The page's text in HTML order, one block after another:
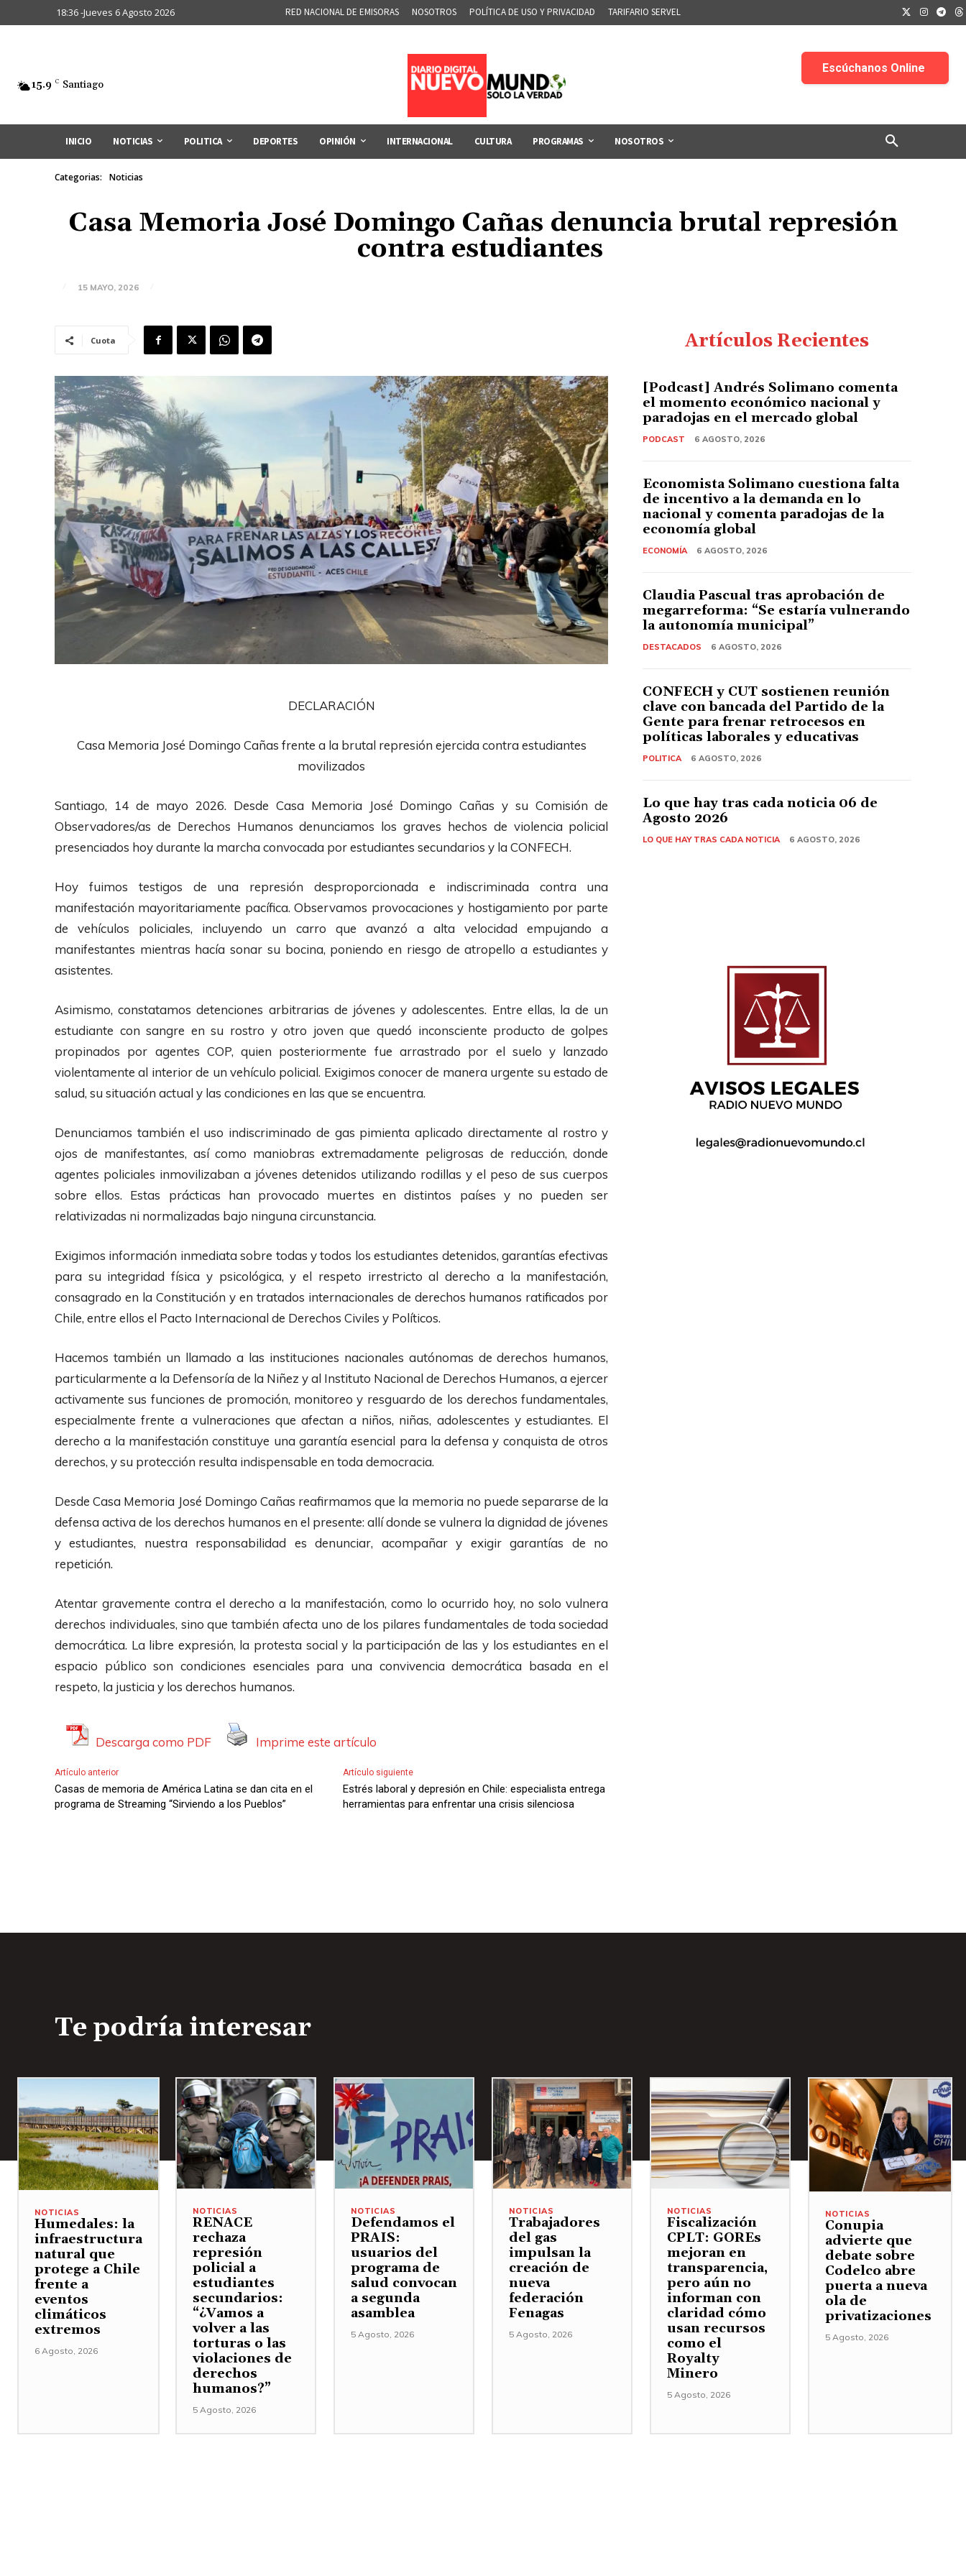
18:36 -Jueves 6 Agosto 2026 RED NACIONAL DE EMISORAS NOSOTROS POLÍTICA DE USO Y PRIVACIDAD TARIFARIO SERVEL
15.9 C Santiago
INICIO NOTICIAS POLITICA DEPORTES OPINIÓN INTERNACIONAL CULTURA PROGRAMAS NOSOTROS
Categorias: Noticias
Casa Memoria José Domingo Cañas denuncia brutal represión
contra estudiantes
15 MAYO, 2026
Cuota
DECLARACIÓN
Casa Memoria José Domingo Cañas frente a la brutal represión ejercida contra estudiantes
movilizados
Santiago, 14 de mayo 2026. Desde Casa Memoria José Domingo Cañas y su Comisión de
Observadores/as de Derechos Humanos denunciamos los graves hechos de violencia policial
presenciados hoy durante la marcha convocada por estudiantes secundarios y la CONFECH.
Hoy fuimos testigos de una represión desproporcionada e indiscriminada contra una
manifestación mayoritariamente pacífica. Observamos provocaciones y hostigamiento por parte
de vehículos policiales, incluyendo un carro que avanzó a alta velocidad empujando a
manifestantes mientras hacía sonar su bocina, poniendo en riesgo de atropello a estudiantes y
asistentes.
Asimismo, constatamos detenciones arbitrarias de jóvenes y adolescentes. Entre ellas, la de un
estudiante con sangre en su rostro y otro joven que quedó inconsciente producto de golpes
propinados por agentes COP, quien posteriormente fue arrastrado por el suelo y lanzado
violentamente al interior de un vehículo policial. Exigimos conocer de manera urgente su estado de
salud, su situación actual y las condiciones en las que se encuentra.
Denunciamos también el uso indiscriminado de gas pimienta aplicado directamente al rostro y
ojos de manifestantes, así como maniobras extremadamente peligrosas de reducción, donde
agentes policiales inmovilizaban a jóvenes detenidos utilizando rodillas y el peso de sus cuerpos
sobre ellos. Estas prácticas han provocado muertes en distintos países y no pueden ser
relativizadas ni normalizadas bajo ninguna circunstancia.
Exigimos información inmediata sobre todas y todos los estudiantes detenidos, garantías efectivas
para su integridad física y psicológica, y el respeto irrestricto al derecho a la manifestación,
consagrado en la Constitución y en tratados internacionales de derechos humanos ratificados por
Chile, entre ellos el Pacto Internacional de Derechos Civiles y Políticos.
Hacemos también un llamado a las instituciones nacionales autónomas de derechos humanos,
particularmente a la Defensoría de la Niñez y al Instituto Nacional de Derechos Humanos, a ejercer
activamente sus funciones de promoción, monitoreo y resguardo de los derechos fundamentales,
especialmente frente a vulneraciones que afectan a niños, niñas, adolescentes y estudiantes. El
derecho a la manifestación constituye una garantía esencial para la defensa y conquista de otros
derechos, y su protección resulta indispensable en toda democracia.
Desde Casa Memoria José Domingo Cañas reafirmamos que la memoria no puede separarse de la
defensa activa de los derechos humanos en el presente: allí donde se vulnera la dignidad de jóvenes
y estudiantes, nuestra responsabilidad es denunciar, acompañar y exigir garantías de no
repetición.
Atentar gravemente contra el derecho a la manifestación, como lo ocurrido hoy, no solo vulnera
derechos individuales, sino que también afecta uno de los pilares fundamentales de toda sociedad
democrática. La libre expresión, la protesta social y la participación de las y los estudiantes en el
espacio público son condiciones esenciales para una convivencia democrática basada en el
respeto, la justicia y los derechos humanos.
Descarga como PDF Imprime este artículo
Artículo anterior
Casas de memoria de América Latina se dan cita en el
programa de Streaming “Sirviendo a los Pueblos”
Artículo siguiente
Estrés laboral y depresión en Chile: especialista entrega
herramientas para enfrentar una crisis silenciosa
Artículos Recientes
[Podcast] Andrés Solimano comenta
el momento económico nacional y
paradojas en el mercado global
PODCAST 6 AGOSTO, 2026
Economista Solimano cuestiona falta
de incentivo a la demanda en lo
nacional y comenta paradojas de la
economía global
ECONOMÍA 6 AGOSTO, 2026
Claudia Pascual tras aprobación de
megarreforma: “Se estaría vulnerando
la autonomía municipal”
DESTACADOS 6 AGOSTO, 2026
CONFECH y CUT sostienen reunión
clave con bancada del Partido de la
Gente para frenar retrocesos en
políticas laborales y educativas
POLITICA 6 AGOSTO, 2026
Lo que hay tras cada noticia 06 de
Agosto 2026
LO QUE HAY TRAS CADA NOTICIA 6 AGOSTO, 2026
Te podría interesar
NOTICIAS
Humedales: la
infraestructura
natural que
protege a Chile
frente a
eventos
climáticos
extremos
6 Agosto, 2026
NOTICIAS
RENACE
rechaza
represión
policial a
estudiantes
secundarios:
“¿Vamos a
volver a las
torturas o las
violaciones de
derechos
humanos?”
5 Agosto, 2026
NOTICIAS
Defendamos el
PRAIS:
usuarios del
programa de
salud convocan
a segunda
asamblea
5 Agosto, 2026
NOTICIAS
Trabajadores
del gas
impulsan la
creación de
nueva
federación
Fenagas
5 Agosto, 2026
NOTICIAS
Fiscalización
CPLT: GOREs
mejoran en
transparencia,
pero aún no
informan con
claridad cómo
usan recursos
como el
Royalty
Minero
5 Agosto, 2026
NOTICIAS
Conupia
advierte que
debate sobre
Codelco abre
puerta a nueva
ola de
privatizaciones
5 Agosto, 2026